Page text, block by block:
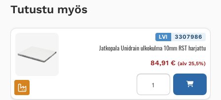
Tutustu myös
LVI 3307986
Jatkopala Unidrain ulkokulma 10mm RST harjattu
84,91 € (alv 25,5%)
Jatkopala
Unidrain
ulkokulma
10mm